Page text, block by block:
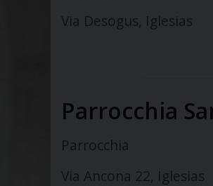
Via Desogus, Iglesias
Parrocchia
Parrocchia
Via Ancona 22, Iglesias